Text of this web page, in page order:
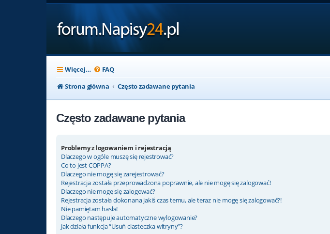
Więcej… FAQ
Strona główna
Często zadawane pytania
Często zadawane pytania
Problemy z logowaniem i rejestracją
Dlaczego w ogóle muszę się rejestrować?
Co to jest COPPA?
Dlaczego nie mogę się zarejestrować?
Rejestracja została przeprowadzona poprawnie, ale nie mogę się zalogować!
Dlaczego nie mogę się zalogować?
Rejestracja została dokonana jakiś czas temu, ale teraz nie mogę się zalogować?!
Nie pamiętam hasła!
Dlaczego następuje automatyczne wylogowanie?
Jak działa funkcja “Usuń ciasteczka witryny”?